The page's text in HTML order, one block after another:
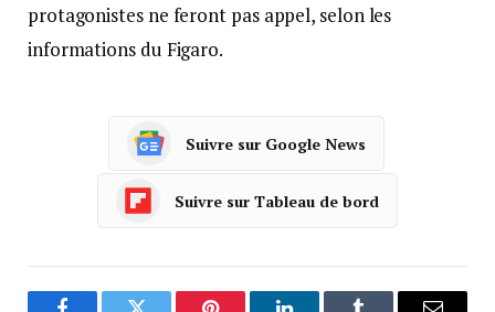
protagonistes ne feront pas appel, selon les
informations du Figaro.
Suivre sur Google News
Suivre sur Tableau de bord